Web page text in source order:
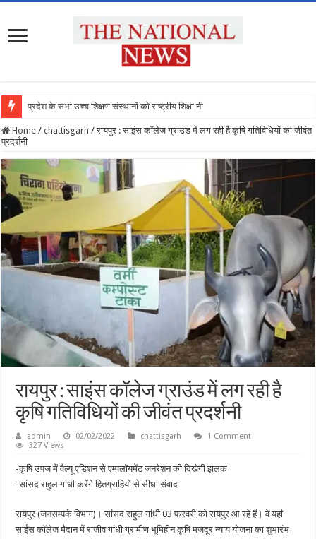
प्रदेश के सभी उच्च शिक्षण संस्थानों को राष्ट्रीय शिक्षा नीति के अनुरू
Home / chattisgarh / रायपुर : साइंस कॉलेज ग्राउंड में लग रही है कृषि गतिविधियों की जीवंत
प्रदर्शनी
रायपुर : साइंस कॉलेज ग्राउंड में लग रही है
कृषि गतिविधियों की जीवंत प्रदर्शनी
admin 02/02/2022 chattisgarh
1 Comment
327 Views
-कृषि उपज में वैल्यू एडिशन से एम्पलॉयमेंट जनरेशन की दिखेगी झलक
-सांसद राहुल गांधी करेंगे हितग्राहियों से सीधा संवाद
रायपुर (जनसम्पर्क विभाग)। सांसद राहुल गांधी 03 फरवरी को रायपुर आ रहे हैं। वे यहां
साईंस कॉलेज मैदान में राजीव गांधी ग्रामीण भूमिहीन कृषि मजदूर न्याय योजना का शुभारंभ